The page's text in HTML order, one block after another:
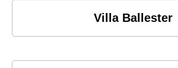
Villa Ballester